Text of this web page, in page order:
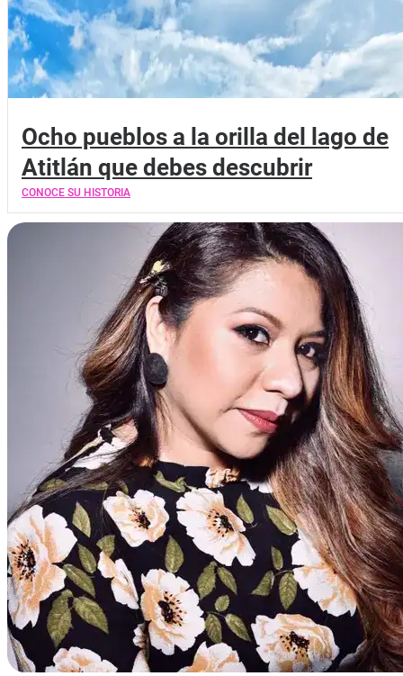
Ocho pueblos a la orilla del lago de
Atitlán que debes descubrir
CONOCE SU HISTORIA